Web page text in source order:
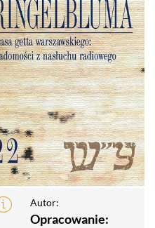
Autor:
Opracowanie: